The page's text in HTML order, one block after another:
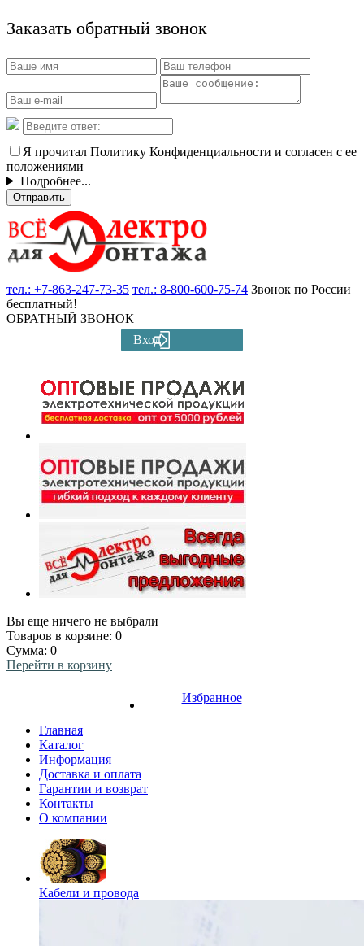
Заказать обратный звонок
Я прочитал Политику Конфиденциальности и согласен с ее
положениями
Подробнее...
Отправить
тел.: +7-863-247-73-35 тел.: 8-800-600-75-74 Звонок по России
бесплатный!
ОБРАТНЫЙ ЗВОНОК
Вход
Вы еще ничего не выбрали
Товаров в корзине: 0
Сумма: 0
Перейти в корзину
Избранное
Главная
Каталог
Информация
Доставка и оплата
Гарантии и возврат
Контакты
О компании
Кабели и провода